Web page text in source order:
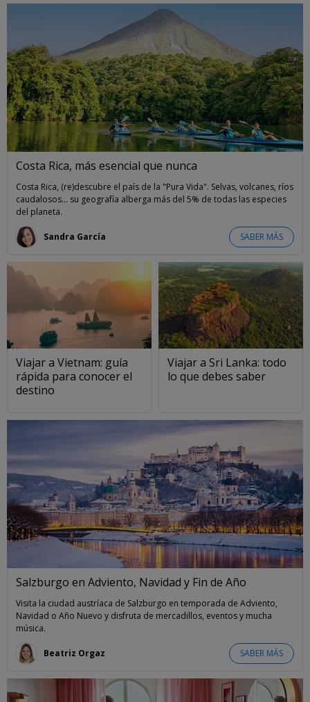
Costa Rica, más esencial que nunca
Costa Rica, (re)descubre el país de la "Pura Vida". Selvas, volcanes, ríos
caudalosos... su geografía alberga más del 5% de todas las especies
del planeta.
SABER MÁS
Sandra García
Viajar a Vietnam: guía
rápida para conocer el
destino
Viajar a Sri Lanka: todo
lo que debes saber
Salzburgo en Adviento, Navidad y Fin de Año
Visita la ciudad austríaca de Salzburgo en temporada de Adviento,
Navidad o Año Nuevo y disfruta de mercadillos, eventos y mucha
música.
SABER MÁS
Beatriz Orgaz